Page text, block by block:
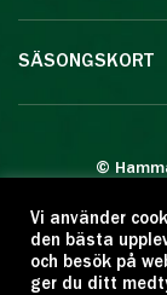
SÄSONGSKORT
©
Vi använder
den bästa
och besök på
ger du ditt